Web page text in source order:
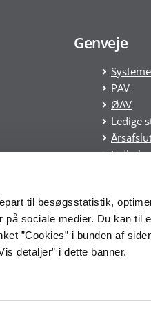
til besøgsstatistik,
sociale medier. Du kan til
”Cookies” i bunden af
detaljer” i dette banner.
Genveje
PAV
ØAV
Ledige